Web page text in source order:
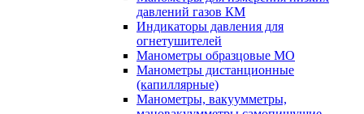
давлений газов КМ
Индикаторы давления для
огнетушителей
Манометры образцовые МО
Манометры дистанционные
(капиллярные)
Манометры, вакуумметры,